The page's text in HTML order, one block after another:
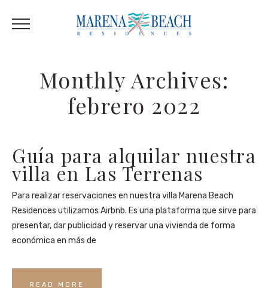
Monthly Archives:
febrero 2022
Guía para alquilar nuestra
villa en Las Terrenas
Para realizar reservaciones en nuestra villa Marena Beach
Residences utilizamos Airbnb. Es una plataforma que sirve para
presentar, dar publicidad y reservar una vivienda de forma
económica en más de
READ MORE